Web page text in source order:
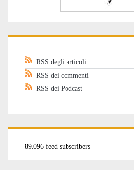
RSS degli articoli
RSS dei commenti
RSS dei Podcast
89.096 feed subscribers